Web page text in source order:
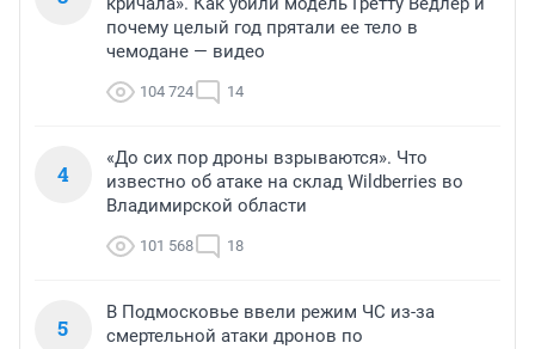
почему целый год прятали ее тело в
чемодане — видео
104 724 14
4
«До сих пор дроны взрываются». Что
известно об атаке на склад Wildberries во
Владимирской области
101 568 18
5
В Подмосковье ввели режим ЧС из-за
смертельной атаки дронов по